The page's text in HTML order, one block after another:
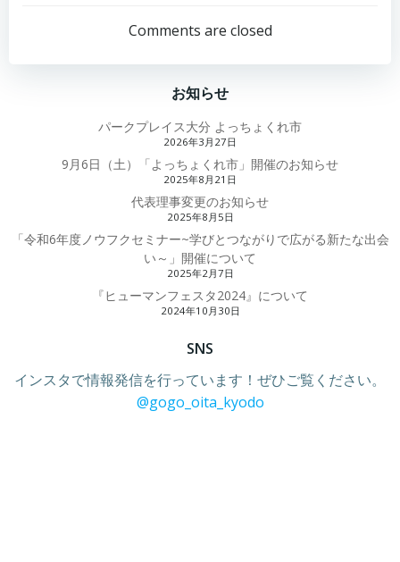
navigationnavigation
Comments are closed
お知らせ
パークプレイス大分 よっちょくれ市
2026年3月27日
9月6日（土）「よっちょくれ市」開催のお知らせ
2025年8月21日
代表理事変更のお知らせ
2025年8月5日
「令和6年度ノウフクセミナー~学びとつながりで広がる新たな出会
い～」開催について
2025年2月7日
『ヒューマンフェスタ2024』について
2024年10月30日
SNS
インスタで情報発信を行っています！ぜひご覧ください。
@gogo_oita_kyodo